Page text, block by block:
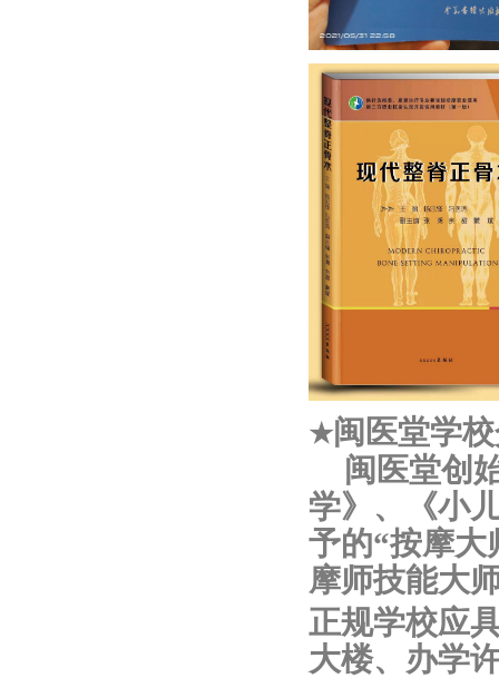
★闽医堂学
闽医堂创
学》、《小
予的“按摩大
摩师技能大
正规学校应
大楼、办学